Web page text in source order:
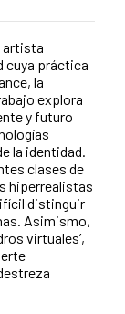
artista
cuya práctica
la
explora
y futuro
la identidad.
clases de
hiperrealistas
distinguir
Asimismo,
virtuales’,